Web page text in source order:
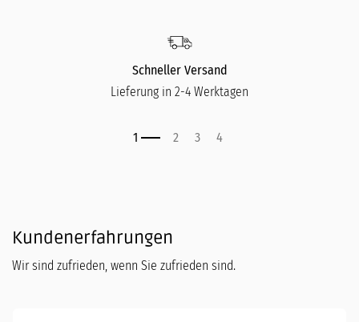
Schneller Versand
Lieferung in 2-4 Werktagen
Kundenerfahrungen
Wir sind zufrieden, wenn Sie zufrieden sind.